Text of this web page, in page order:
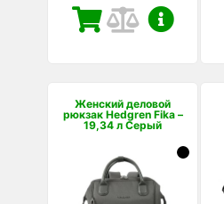
Женский деловой
рюкзак Hedgren Fika –
19,34 л Серый